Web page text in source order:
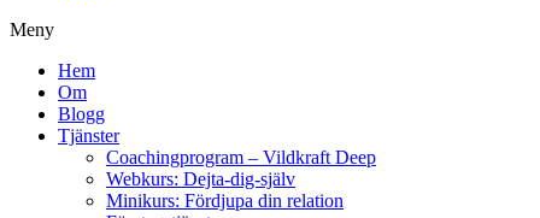
Meny
Hem
Om
Blogg
Tjänster
Coachingprogram – Vildkraft Deep
Webkurs: Dejta-dig-själv
Minikurs: Fördjupa din relation